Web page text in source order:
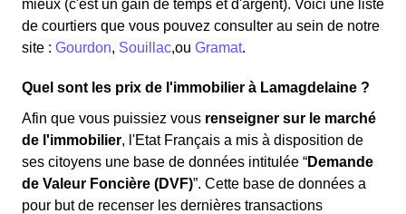
mieux (c'est un gain de temps et d'argent). Voici une liste
de courtiers que vous pouvez consulter au sein de notre
site : Gourdon, Souillac,ou Gramat.
Quel sont les prix de l'immobilier à Lamagdelaine ?
Afin que vous puissiez vous renseigner sur le marché
de l'immobilier, l'Etat Français a mis à disposition de
ses citoyens une base de données intitulée “Demande
de Valeur Foncière (DVF)”. Cette base de données a
pour but de recenser les dernières transactions